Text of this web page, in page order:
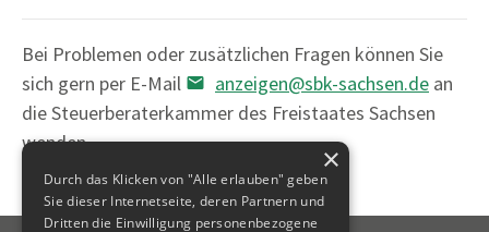
Bei Problemen oder zusätzlichen Fragen können Sie
sich gern per E-Mail
anzeigen@sbk-sachsen.de an
die Steuerberaterkammer des Freistaates Sachsen
wenden.
×
Durch das Klicken von "Alle erlauben" geben
Sie dieser Internetseite, deren Partnern und
Dritten die Einwilligung personenbezogene